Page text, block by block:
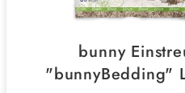
bunny